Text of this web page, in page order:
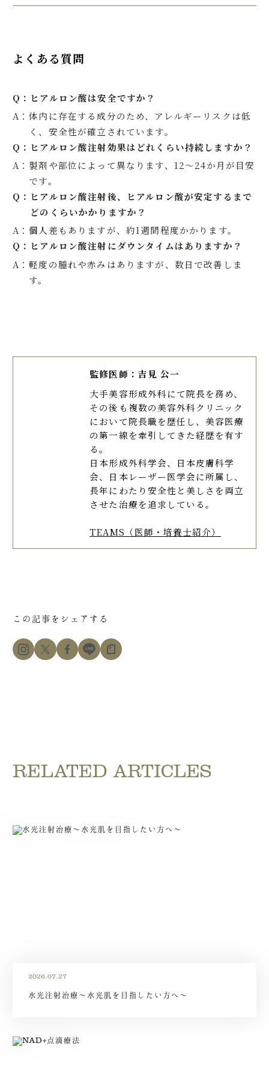
よくある質問
Q： ヒアルロン酸は安全ですか？
A：体内に存在する成分のため、アレルギーリスクは低
く、安全性が確立されています。
Q： ヒアルロン酸注射効果はどれくらい持続しますか？
A： 製剤や部位によって異なります、12〜24か月が目安
です。
Q： ヒアルロン酸注射後、ヒアルロン酸が安定するまで
どのくらいかかりますか？
A：個人差もありますが、約1週間程度かかります。
Q： ヒアルロン酸注射にダウンタイムはありますか？
A：軽度の腫れや赤みはありますが、数日で改善しま
す。
監修医師：吉見 公一
大手美容形成外科にて院長を務め、
その後も複数の美容外科クリニック
において院長職を歴任し、美容医療
の第一線を牽引してきた経歴を有す
る。
日本形成外科学会、日本皮膚科学
会、日本レーザー医学会に所属し、
長年にわたり安全性と美しさを両立
させた治療を追求している。
TEAMS（医師・培養士紹介）
この記事をシェアする
RELATED ARTICLES
2026.07.27
水光注射治療～水光肌を目指したい方へ～